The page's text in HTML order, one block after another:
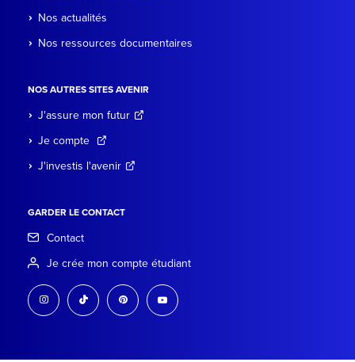
Nos actualités
Nos ressources documentaires
NOS AUTRES SITES AVENIR
J'assure mon futur
Je compte
J'investis l'avenir
GARDER LE CONTACT
Contact
Je crée mon compte étudiant
instagram tiktok pinterest youtube